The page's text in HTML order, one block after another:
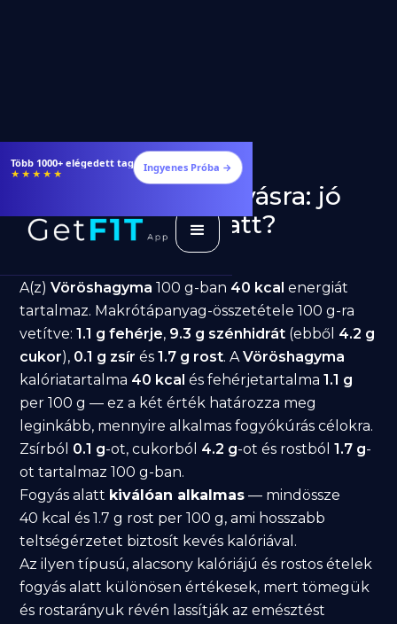
Több 1000+ elégedett tag
★★★★★ Ingyenes Próba →
Vöröshagyma fogyásra: jó
választás diéta alatt?
A(z)Vöröshagyma 100 g-ban 40 kcal energiát
tartalmaz. Makrótápanyag-összetétele 100 g-ra
vetítve:1.1 g fehérje, 9.3 g szénhidrát (ebből 4.2 g
cukor), 0.1 g zsír és1.7 g rost. AVöröshagyma
kalóriatartalma 40 kcal és fehérjetartalma1.1 g
per 100 g — ez a két érték határozza meg
leginkább, mennyire alkalmas fogyókúrás célokra.
Zsírból 0.1 g-ot, cukorból 4.2 g-ot és rostból1.7 g-
ot tartalmaz 100 g-ban.
Fogyás alatt kiválóan alkalmas — mindössze
40 kcal és 1.7 g rost per 100 g, ami hosszabb
teltségérzetet biztosít kevés kalóriával.
Az ilyen típusú, alacsony kalóriájú és rostos ételek
fogyás alatt különösen értékesek, mert tömegük
és rostarányuk révén lassítják az emésztést